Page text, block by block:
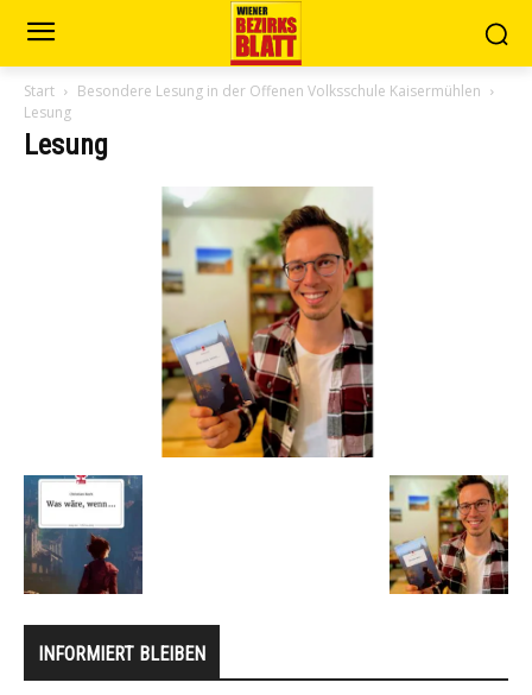
Start
Besondere Lesung in der Offenen Volksschule Kaisermühlen
Lesung
Lesung
INFORMIERT BLEIBEN